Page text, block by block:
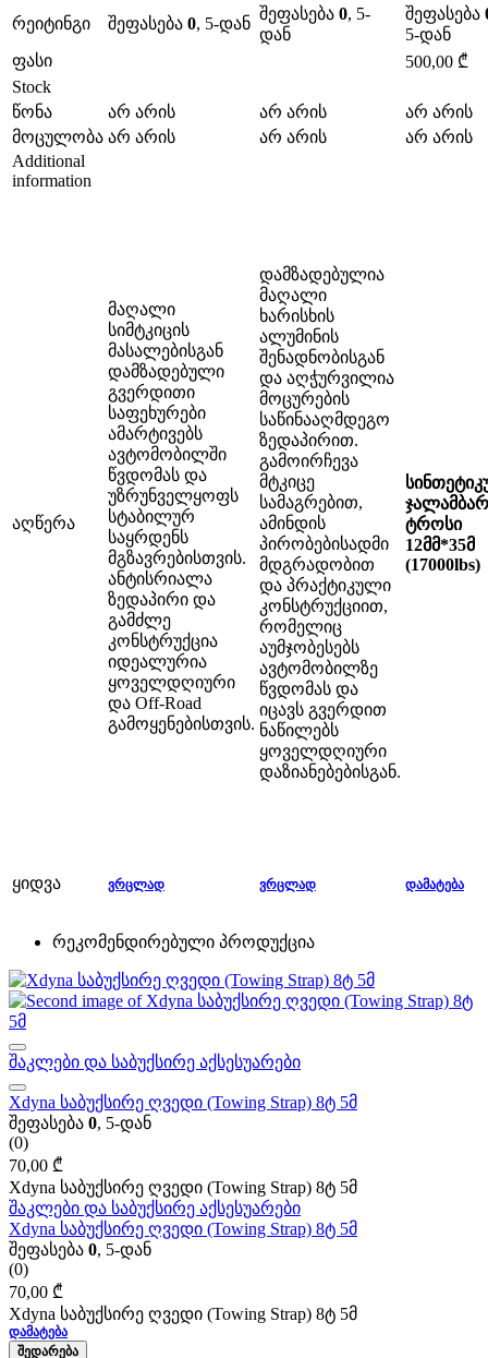
რეიტინგი
შეფასება 0, 5-დან
შეფასება 0, 5-
დან
შეფასება
5-დან
ფასი
500,00 ₾
Stock
წონა
არ არის არ არის
არ არის
მოცულობა არ არის არ არის
არ არის
Additional
information
აღწერა
მაღალი
სიმტკიცის
მასალებისგან
დამზადებული
გვერდითი
საფეხურები
ამარტივებს
ავტომობილში
წვდომას და
უზრუნველყოფს
სტაბილურ
საყრდენს
მგზავრებისთვის.
ანტისრიალა
ზედაპირი და
გამძლე
კონსტრუქცია
იდეალურია
ყოველდღიური
და Off-Road
გამოყენებისთვის.
დამზადებულია
მაღალი
ხარისხის
ალუმინის
შენადნობისგან
და აღჭურვილია
მოცურების
საწინააღმდეგო
ზედაპირით.
გამოირჩევა
მტკიცე
სამაგრებით,
ამინდის
პირობებისადმი
მდგრადობით
და პრაქტიკული
კონსტრუქციით,
რომელიც
აუმჯობესებს
ავტომობილზე
წვდომას და
იცავს გვერდით
ნაწილებს
ყოველდღიური
დაზიანებებისგან.
ტროსი
12მმ*35მ
(17000lbs)
ყიდვა ᲕᲠᲪᲚᲐᲓ ᲕᲠᲪᲚᲐᲓ ᲓᲐᲛᲐᲢᲔᲑᲐ
რეკომენდირებული პროდუქცია
შაკლები და საბუქსირე აქსესუარები
Xdyna საბუქსირე ღვედი (Towing Strap) 8ტ 5მ
შეფასება 0, 5-დან
(0)
70,00 ₾
Xdyna საბუქსირე ღვედი (Towing Strap) 8ტ 5მ
შაკლები და საბუქსირე აქსესუარები
Xdyna საბუქსირე ღვედი (Towing Strap) 8ტ 5მ
შეფასება 0, 5-დან
(0)
70,00 ₾
Xdyna საბუქსირე ღვედი (Towing Strap) 8ტ 5მ
ᲓᲐᲛᲐᲢᲔᲑᲐ
ᲨᲔᲓᲐᲠᲔᲑᲐ